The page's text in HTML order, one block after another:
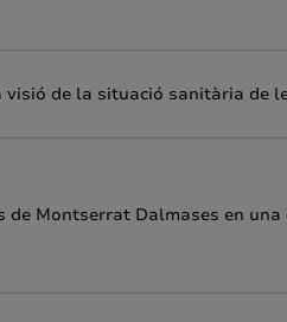
de la situació sanitària de
de Montserrat Dalmases en